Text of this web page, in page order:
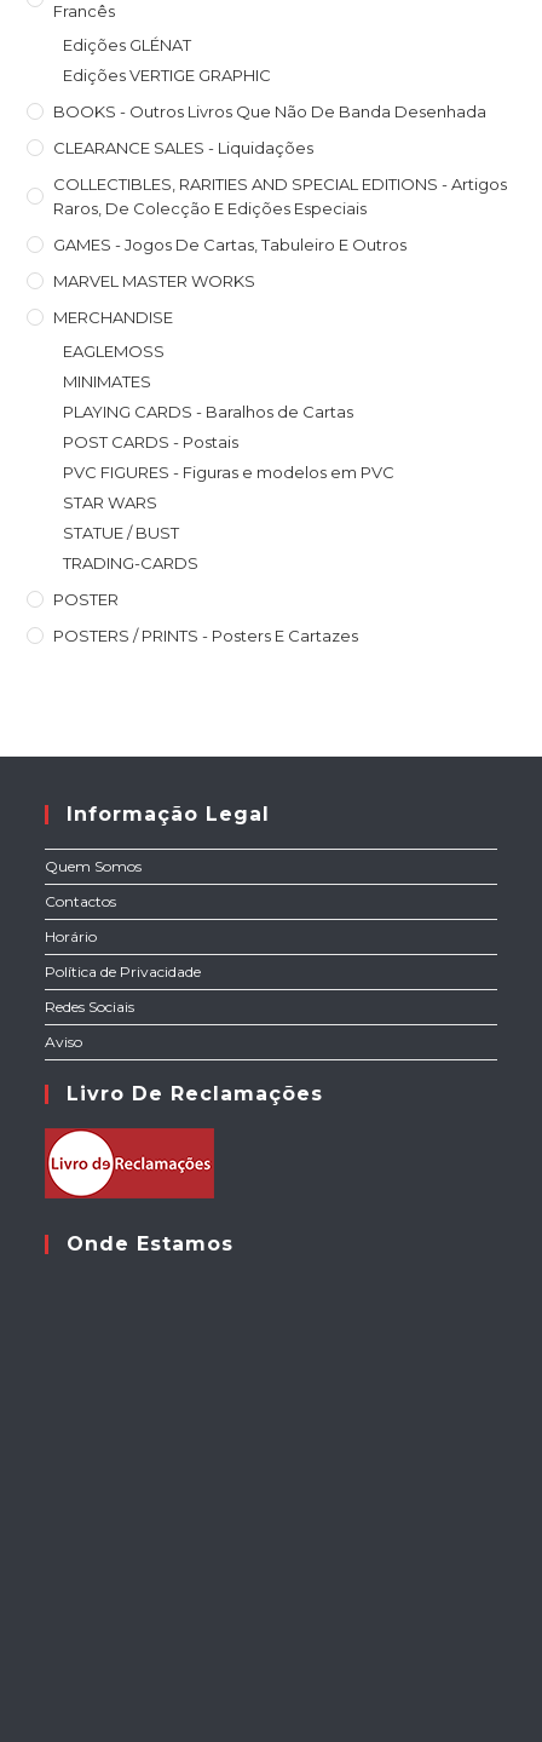
Francês
Edições GLÉNAT
Edições VERTIGE GRAPHIC
BOOKS - Outros Livros Que Não De Banda Desenhada
CLEARANCE SALES - Liquidações
COLLECTIBLES, RARITIES AND SPECIAL EDITIONS - Artigos
Raros, De Colecção E Edições Especiais
GAMES - Jogos De Cartas, Tabuleiro E Outros
MARVEL MASTER WORKS
MERCHANDISE
EAGLEMOSS
MINIMATES
PLAYING CARDS - Baralhos de Cartas
POST CARDS - Postais
PVC FIGURES - Figuras e modelos em PVC
STAR WARS
STATUE / BUST
TRADING-CARDS
POSTER
POSTERS / PRINTS - Posters E Cartazes
Informação Legal
Quem Somos
Contactos
Horário
Política de Privacidade
Redes Sociais
Aviso
Livro De Reclamações
Onde Estamos